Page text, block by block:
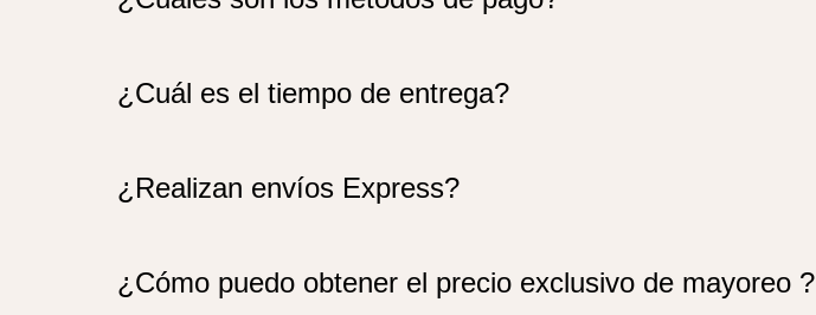
¿Cuál es el tiempo de entrega?
¿Realizan envíos Express?
¿Cómo puedo obtener el precio exclusivo de mayoreo ?